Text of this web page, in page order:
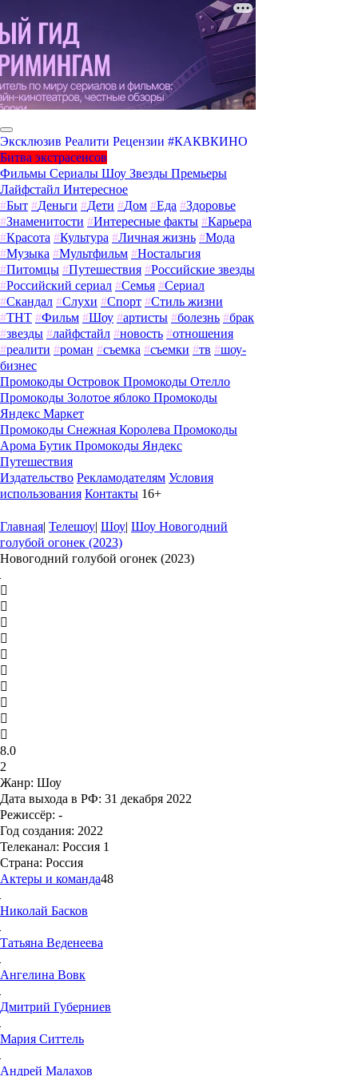
Эксклюзив Реалити Рецензии #КАКВКИНО
Битва экстрасенсов
Фильмы Сериалы Шоу Звезды Премьеры
Лайфстайл Интересное
#Быт #Деньги #Дети #Дом #Еда #Здоровье
#Знаменитости #Интересные факты #Карьера
#Красота #Культура #Личная жизнь #Мода
#Музыка #Мультфильм #Ностальгия
#Питомцы #Путешествия #Российские звезды
#Российский сериал #Семья #Сериал
#Скандал #Слухи #Спорт #Стиль жизни
#ТНТ #Фильм #Шоу #артисты #болезнь #брак
#звезды #лайфстайл #новость #отношения
#реалити #роман #съемка #съемки #тв #шоу-
бизнес
Промокоды Островок Промокоды Отелло
Промокоды Золотое яблоко Промокоды
Яндекс Маркет
Промокоды Снежная Королева Промокоды
Арома Бутик Промокоды Яндекс
Путешествия
Издательство Рекламодателям Условия
использования Контакты 16+
Главная| Телешоу| Шоу| Шоу Новогодний
голубой огонек (2023)
Новогодний голубой огонек (2023)
8.0
2
Жанр: Шоу
Дата выхода в РФ: 31 декабря 2022
Режиссёр: -
Год создания: 2022
Телеканал: Россия 1
Страна: Россия
Актеры и команда48
Николай Басков
Татьяна Веденеева
Ангелина Вовк
Дмитрий Губерниев
Мария Ситтель
Андрей Малахов